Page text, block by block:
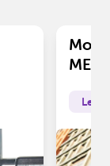
ME?
Leia